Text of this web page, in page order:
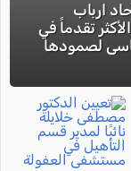
ارباب
تقدماً في
لصمودها